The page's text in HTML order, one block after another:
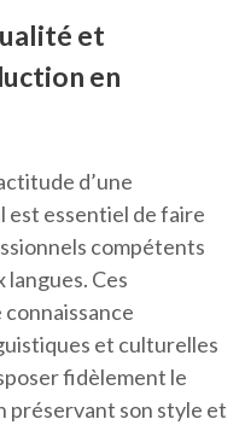
et
en
d’une
est essentiel de faire
compétents
langues. Ces
et culturelles
fidèlement le
préservant son style et